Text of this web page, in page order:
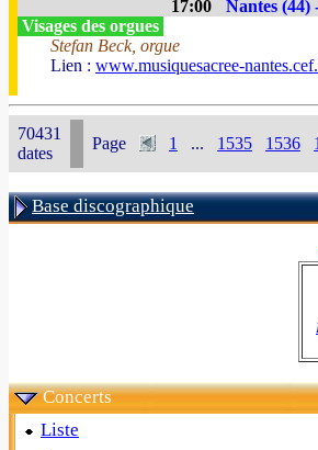
17:00 Nantes (44)
Visages des orgues
Stefan Beck, orgue
Lien : www.musiquesacree-
70431
dates
Page 1 ... 1535 1536
Base discographique
Concerts
Liste